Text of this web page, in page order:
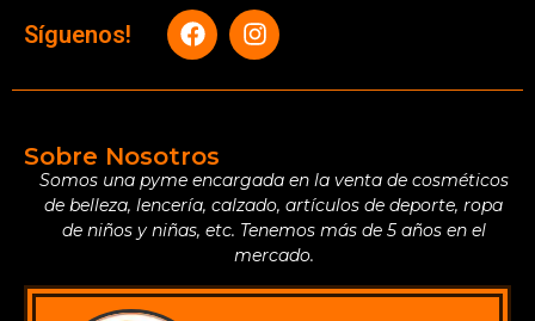
Síguenos!
Sobre Nosotros
Somos una pyme encargada en la venta de cosméticos
de belleza, lencería, calzado, artículos de deporte, ropa
de niños y niñas, etc. Tenemos más de 5 años en el
mercado.